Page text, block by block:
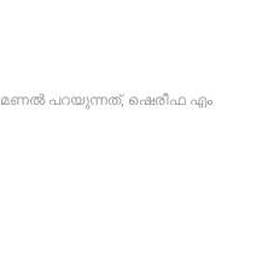
മണല്‍ പറയുന്നത്, ഷെരീഫ എം